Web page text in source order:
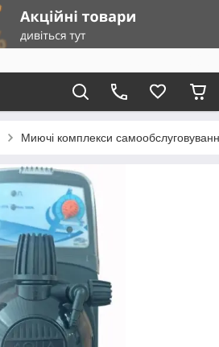
Миючі комплекси